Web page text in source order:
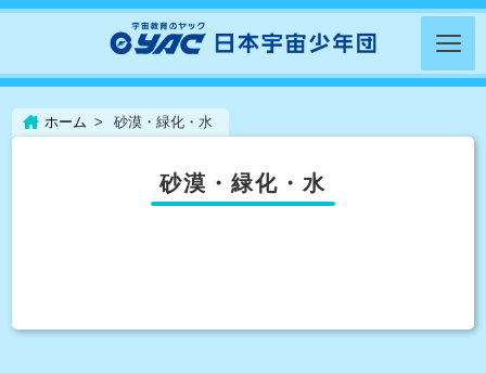
ホーム 砂漠・緑化・水
砂漠・緑化・水